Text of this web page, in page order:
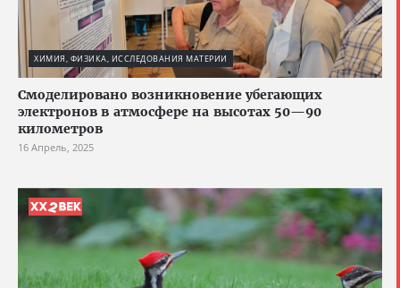
ХИМИЯ, ФИЗИКА, ИССЛЕДОВАНИЯ МАТЕРИИ
Смоделировано возникновение убегающих
электронов в атмосфере на высотах 50—90
километров
16 Апрель, 2025